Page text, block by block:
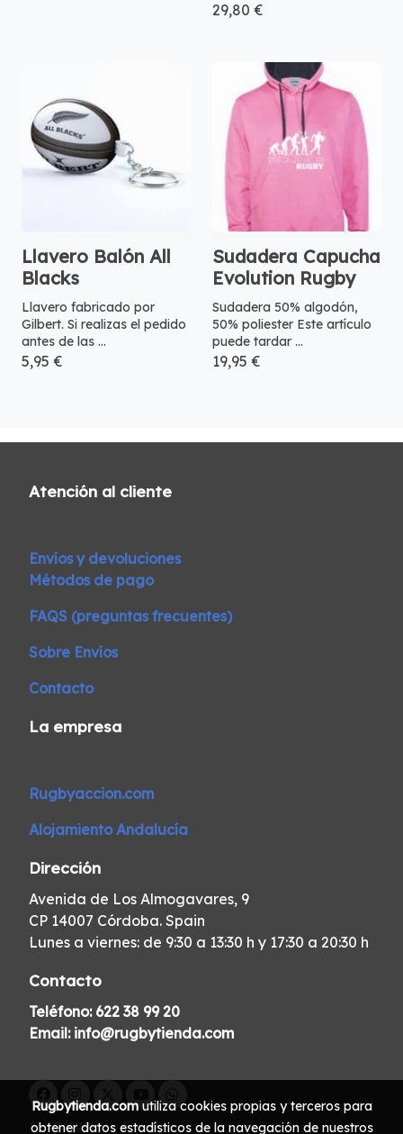
29,80 €
Llavero Balón All
Blacks
Llavero fabricado por
Gilbert. Si realizas el pedido
antes de las ...
5,95 €
Sudadera Capucha
Evolution Rugby
Sudadera 50% algodón,
50% poliester Este artículo
puede tardar ...
19,95 €
Atención al cliente
Envíos y devoluciones
Métodos de pago
FAQS (preguntas frecuentes)
Sobre Envíos
Contacto
La empresa
Rugbyaccion.com
Alojamiento Andalucía
Dirección
Avenida de Los Almogavares, 9
CP 14007 Córdoba. Spain
Lunes a viernes: de 9:30 a 13:30 h y 17:30 a 20:30 h
Contacto
Teléfono: 622 38 99 20
Email: info@rugbytienda.com
Aviso legal
Rugbytienda.comutiliza cookies propias y terceros para
obtener datos estadísticos de la navegación de nuestros